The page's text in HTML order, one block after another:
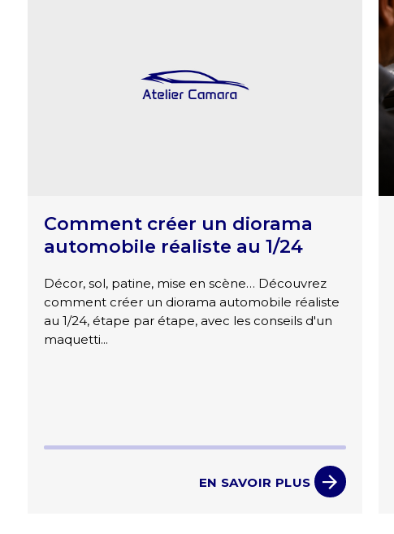
Comment créer un diorama
automobile réaliste au 1/24
Décor, sol, patine, mise en scène… Découvrez
comment créer un diorama automobile réaliste
au 1/24, étape par étape, avec les conseils d'un
maquetti...
EN SAVOIR PLUS